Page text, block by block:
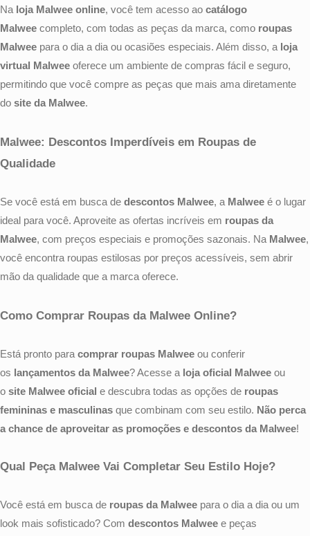
Na loja Malwee online, você tem acesso ao catálogo
Malwee completo, com todas as peças da marca, como roupas
Malwee para o dia a dia ou ocasiões especiais. Além disso, a loja
virtual Malwee oferece um ambiente de compras fácil e seguro,
permitindo que você compre as peças que mais ama diretamente
do site da Malwee.
Malwee: Descontos Imperdíveis em Roupas de
Qualidade
Se você está em busca de descontos Malwee, a Malwee é o lugar
ideal para você. Aproveite as ofertas incríveis em roupas da
Malwee, com preços especiais e promoções sazonais. NaMalwee,
você encontra roupas estilosas por preços acessíveis, sem abrir
mão da qualidade que a marca oferece.
Como Comprar Roupas da Malwee Online?
Está pronto paracomprar roupas Malwee ou conferir
os lançamentos da Malwee? Acesse a loja oficial Malwee ou
o site Malwee oficial e descubra todas as opções de roupas
femininas e masculinas que combinam com seu estilo. Não perca
a chance de aproveitar as promoções e descontos da Malwee!
Qual Peça Malwee Vai Completar Seu Estilo Hoje?
Você está em busca de roupas da Malwee para o dia a dia ou um
look mais sofisticado? Com descontos Malwee e peças